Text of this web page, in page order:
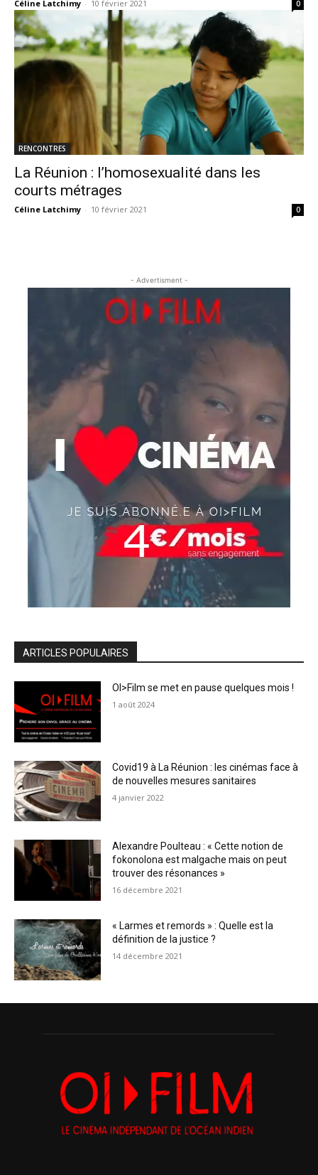
Céline Latchimy - 10 février 2021 0
RENCONTRES
La Réunion : l’homosexualité dans les
courts métrages
Céline Latchimy - 10 février 2021 0
- Advertisment -
ARTICLES POPULAIRES
OI>Film se met en pause quelques mois !
1 août 2024
Covid19 à La Réunion : les cinémas face à
de nouvelles mesures sanitaires
4 janvier 2022
Alexandre Poulteau : « Cette notion de
fokonolona est malgache mais on peut
trouver des résonances »
16 décembre 2021
« Larmes et remords » : Quelle est la
définition de la justice ?
14 décembre 2021